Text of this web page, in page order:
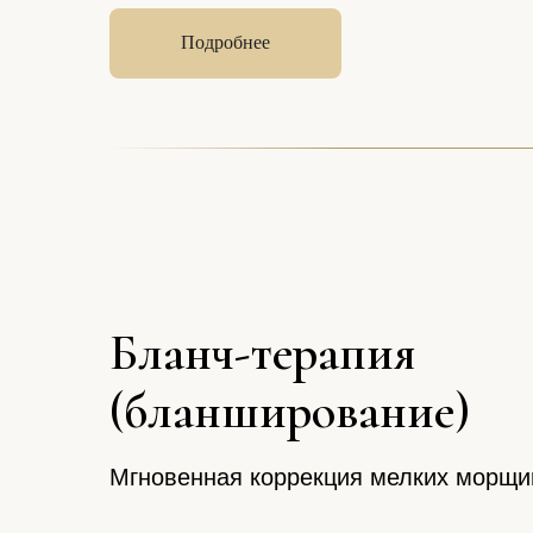
Подробнее
Бланч-терапия
(бланширование)
Мгновенная коррекция мелких